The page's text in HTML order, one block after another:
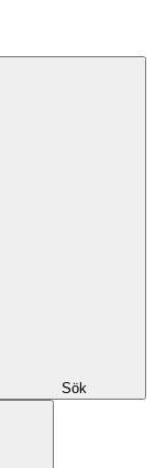
Sök